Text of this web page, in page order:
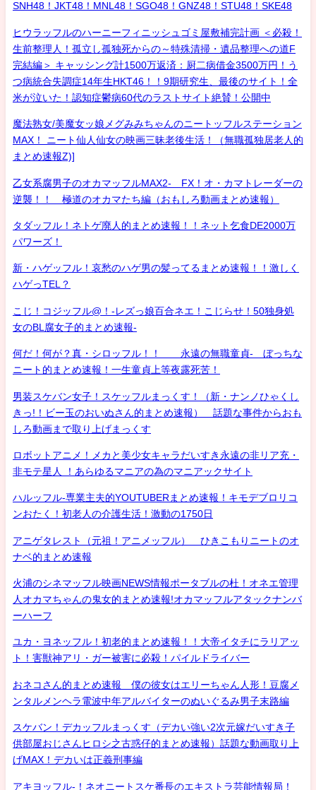
SNH48！JKT48！MNL48！SGO48！GNZ48！STU48！SKE48
ヒウラッフルのハーニーフィニッシュゴミ屋敷補完計画 ＜必殺！
生前整理人！孤立し孤独死からの～特殊清掃・遺品整理への道F
完結編＞ キャッシング計1500万返済：厨二病借金3500万円！う
つ病統合失調症14年生HKT46！！9期研究生、最後のサイト！全
米が泣いた！認知症鬱病60代のラストサイト絶賛！公開中
魔法熟女/美魔女ッ娘メグみみちゃんのニートッフルステーション
MAX！ ニート仙人仙女の映画三昧老後生活！（無職孤独居老人的
まとめ速報Z)]
乙女系腐男子のオカマッフルMAX2- FX！オ・カマトレーダーの
逆襲！！ 極道のオカマたち編（おもしろ動画まとめ速報）
タダッフル！ネトゲ廃人的まとめ速報！！ネット乞食DE2000万
パワーズ！
新・ハゲッフル！哀愁のハゲ男の髪ってるまとめ速報！！激しく
ハゲっTEL？
こじ！コジッフル@！-レズっ娘百合ネエ！こじらせ！50独身処
女のBL腐女子的まとめ速報-
何だ！何が？真・シロッフル！！ 永遠の無職童貞- ぼっちな
ニート的まとめ速報！一生童貞上等夜露死苦！
男装スケバン女子！スケッフルまっくす！（新・ナンノひゃくし
きっ!！ビー玉のおいぬさん的まとめ速報） 話題な事件からおも
しろ動画まで取り上げまっくす
ロボットアニメ！メカと美少女キャラだいすき永遠の非リア充・
非モテ星人 ！あらゆるマニアの為のマニアックサイト
ハルッフル-専業主夫的YOUTUBERまとめ速報！キモデブロリコ
ンおたく！初老人の介護生活！激動の1750日
アニゲタレスト（元祖！アニメッフル） ひきこもりニートのオ
ナベ的まとめ速報
火浦のシネマッフル映画NEWS情報ポータブルの杜！オネエ管理
人オカマちゃんの鬼女的まとめ速報!オカマッフルアタックナンバ
ーハーフ
ユカ・ヨネッフル！初老的まとめ速報！！大帝イタチにラリアッ
ト！害獣神アリ・ガー被害に必殺！パイルドライバー
おネコさん的まとめ速報 僕の彼女はエリーちゃん人形！豆腐メ
ンタルメンヘラ電波中年アルバイターのぬいぐるみ男子末路編
スケバン！デカッフルまっくす（デカい強い2次元嫁だいすき子
供部屋おじさんヒロシ之古惑仔的まとめ速報）話題な動画取り上
げMAX！デカいは正義刑事編
アキヨッフル-！ネオニートスケ番長のエキストラ芸能情報局！